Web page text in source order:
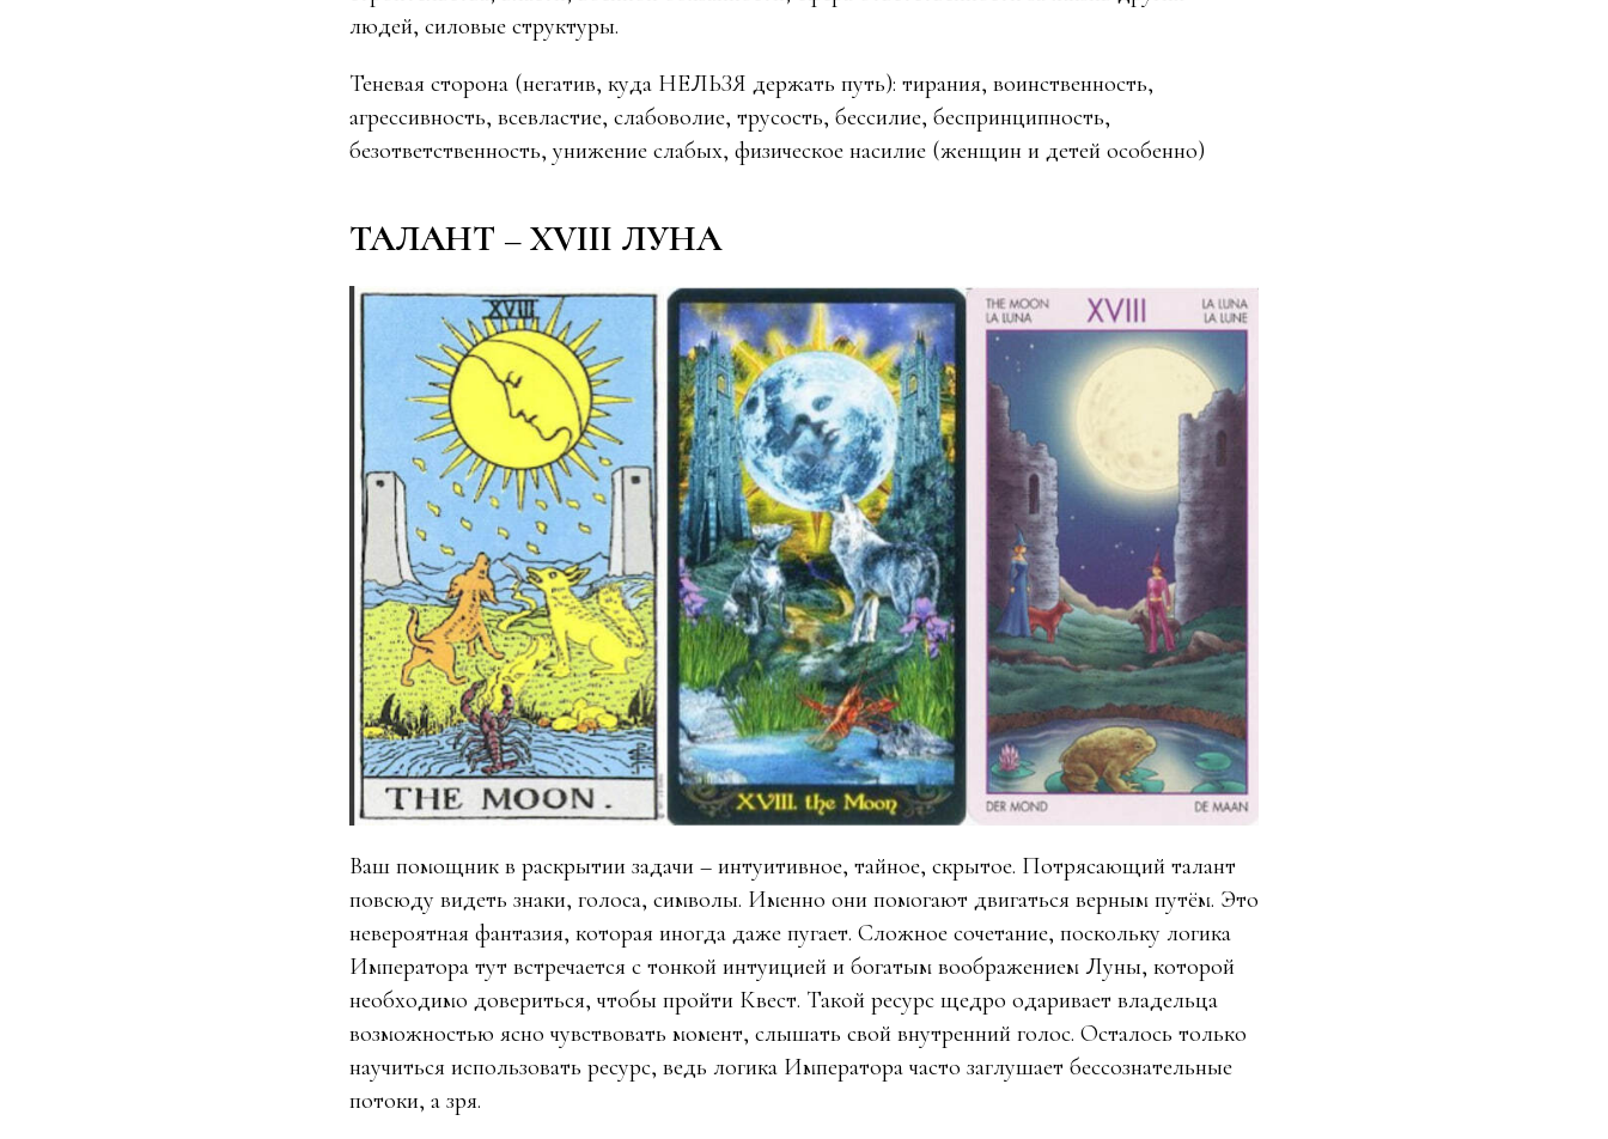
людей, силовые структуры.
Теневая сторона (негатив, куда НЕЛЬЗЯ держать путь): тирания, воинственность,
агрессивность, всевластие, слабоволие, трусость, бессилие, беспринципность,
безответственность, унижение слабых, физическое насилие (женщин и детей особенно)
ТАЛАНТ – XVIII ЛУНА
Ваш помощник в раскрытии задачи – интуитивное, тайное, скрытое. Потрясающий талант
повсюду видеть знаки, голоса, символы. Именно они помогают двигаться верным путём. Это
невероятная фантазия, которая иногда даже пугает. Сложное сочетание, поскольку логика
Императора тут встречается с тонкой интуицией и богатым воображением Луны, которой
необходимо довериться, чтобы пройти Квест. Такой ресурс щедро одаривает владельца
возможностью ясно чувствовать момент, слышать свой внутренний голос. Осталось только
научиться использовать ресурс, ведь логика Императора часто заглушает бессознательные
потоки, а зря.